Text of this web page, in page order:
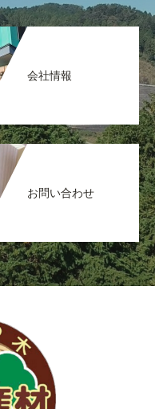
会社情報
お問い合わせ